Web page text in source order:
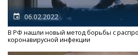
06.02.2022
В РФ нашли новый метод борьбы с
коронавирусной инфекции